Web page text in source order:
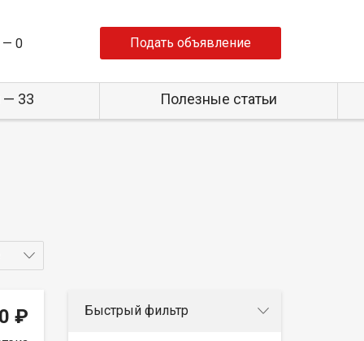
— 0 Подать объявление
— 33 Полезные статьи
₽ Быстрый фильтр